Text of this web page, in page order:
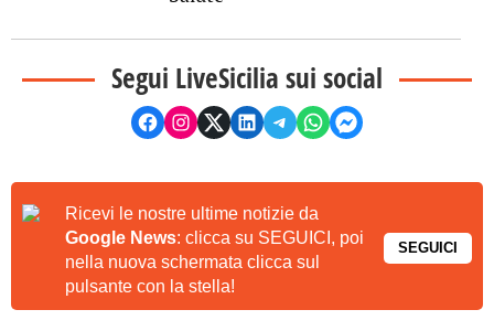
Segui LiveSicilia sui social
Ricevi le nostre ultime notizie da
Google News: clicca su SEGUICI, poi
nella nuova schermata clicca sul
pulsante con la stella!
SEGUICI